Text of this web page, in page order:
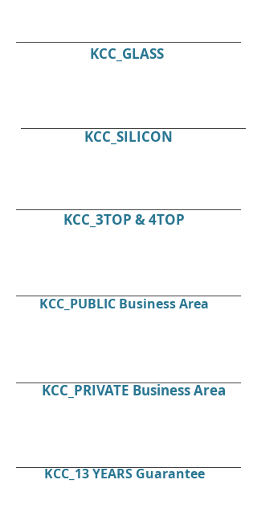
KCC_GLASS
KCC_SILICON
KCC_3TOP & 4TOP
KCC_PUBLIC Business Area
KCC_PRIVATE Business Area
KCC_13 YEARS Guarantee